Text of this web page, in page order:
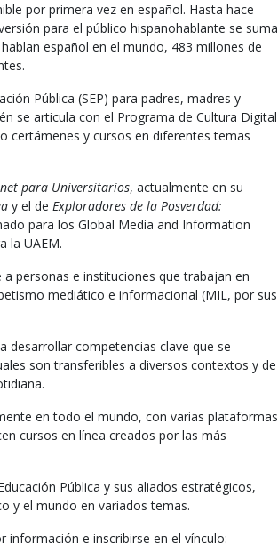
por primera vez en español. Hasta hace
para el público hispanohablante se suma
español en el mundo, 483 millones de
Pública (SEP) para padres, madres y
se articula con el Programa de Cultura Digital
certámenes y cursos en diferentes temas
para Universitarios, actualmente en su
y el de Exploradores de la Posverdad:
para los Global Media and Information
la UAEM.
personas e instituciones que trabajan en
mediático e informacional (MIL, por sus
desarrollar competencias clave que se
son transferibles a diversos contextos y de
en todo el mundo, con varias plataformas
cursos en línea creados por las más
Pública y sus aliados estratégicos,
y el mundo en variados temas.
e inscribirse en el vínculo: